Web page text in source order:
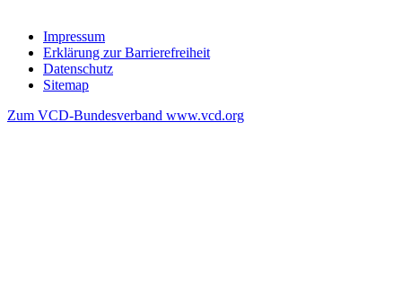
Impressum
Erklärung zur Barrierefreiheit
Datenschutz
Sitemap
Zum VCD-Bundesverband www.vcd.org